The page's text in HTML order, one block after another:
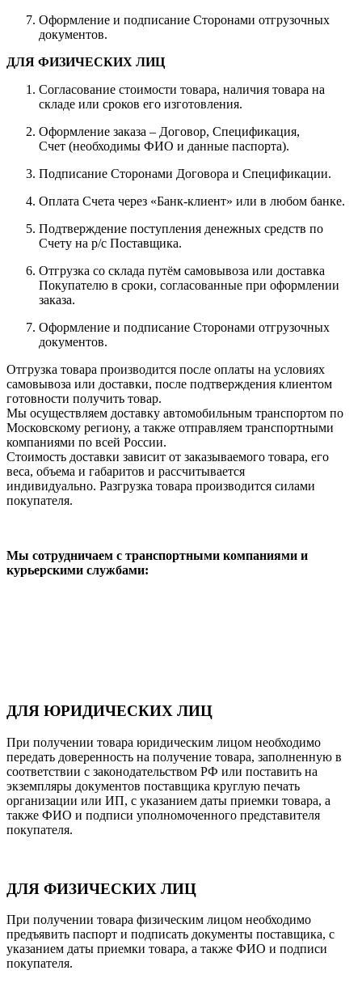
Оформление и подписание Сторонами отгрузочных
документов.
ДЛЯ ФИЗИЧЕСКИХ ЛИЦ
Согласование стоимости товара, наличия товара на
складе или сроков его изготовления.
Оформление заказа – Договор, Спецификация,
Счет (необходимы ФИО и данные паспорта).
Подписание Сторонами Договора и Спецификации.
Оплата Счета через «Банк-клиент» или в любом банке.
Подтверждение поступления денежных средств по
Счету на р/с Поставщика.
Отгрузка со склада путём самовывоза или доставка
Покупателю в сроки, согласованные при оформлении
заказа.
Оформление и подписание Сторонами отгрузочных
документов.
Отгрузка товара производится после оплаты на условиях
самовывоза или доставки, после подтверждения клиентом
готовности получить товар.
Мы осуществляем доставку автомобильным транспортом по
Московскому региону, а также отправляем транспортными
компаниями по всей России.
Стоимость доставки зависит от заказываемого товара, его
веса, объема и габаритов и рассчитывается
индивидуально. Разгрузка товара производится силами
покупателя.
Мы сотрудничаем с транспортными компаниями и
курьерскими службами:
ДЛЯ ЮРИДИЧЕСКИХ ЛИЦ
При получении товара юридическим лицом необходимо
передать доверенность на получение товара, заполненную в
соответствии с законодательством РФ или поставить на
экземпляры документов поставщика круглую печать
организации или ИП, с указанием даты приемки товара, а
также ФИО и подписи уполномоченного представителя
покупателя.
ДЛЯ ФИЗИЧЕСКИХ ЛИЦ
При получении товара физическим лицом необходимо
предъявить паспорт и подписать документы поставщика, с
указанием даты приемки товара, а также ФИО и подписи
покупателя.